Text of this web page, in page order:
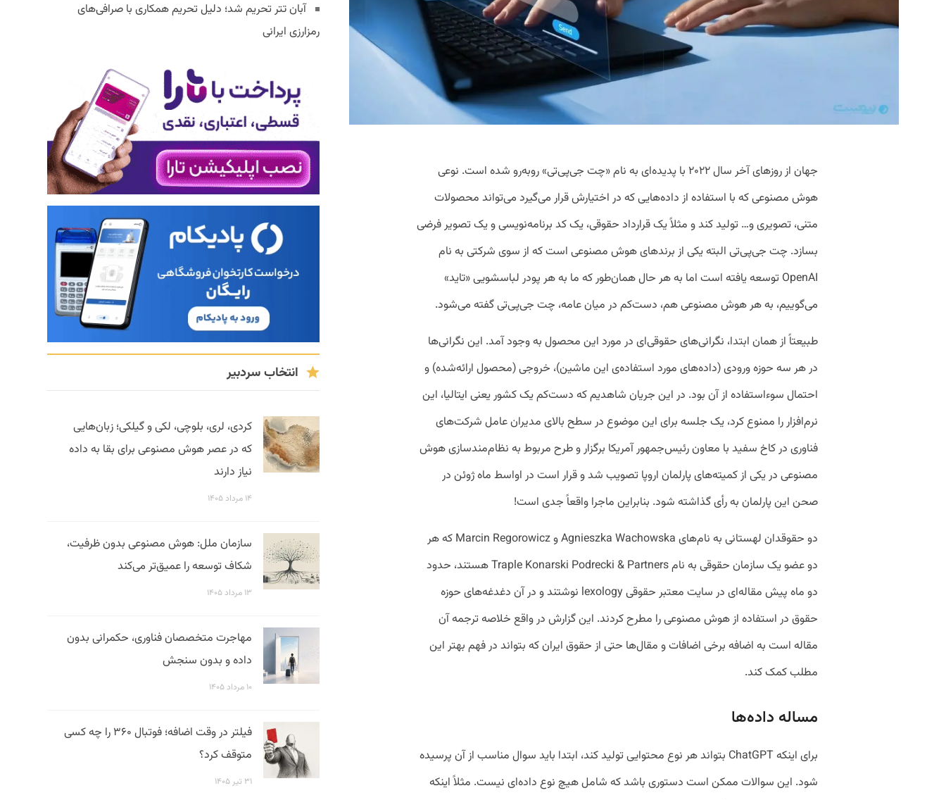
جهان از روزهای آخر سال ۲۰۲۲ با پدیده‌ای به نام «چت جی‌پی‌تی» روبه‌رو شده است. نوعی
هوش مصنوعی که با استفاده از داده‌هایی که در اختیارش قرار می‌گیرد می‌تواند محصولات
متنی، تصویری و… تولید کند و مثلاً یک قرارداد حقوقی، یک کد برنامه‌نویسی و یک تصویر فرضی
بسازد. چت جی‌پی‌تی البته یکی از برندهای هوش مصنوعی است که از سوی شرکتی به نام
OpenAI توسعه یافته است اما به هر حال همان‌طور که ما به هر پودر لباسشویی «تاید»
می‌گوییم، به هر هوش مصنوعی هم، دست‌کم در میان عامه، چت جی‌پی‌تی گفته می‌شود.
طبیعتاً از همان ابتدا، نگرانی‌های حقوقی‌ای در مورد این محصول به وجود آمد. این نگرانی‌ها
در هر سه حوزه ورودی (داده‌های مورد استفاده‌ی این ماشین)، خروجی (محصول ارائه‌شده) و
احتمال سوءاستفاده از آن بود. در این جریان شاهدیم که دست‌کم یک کشور یعنی ایتالیا، این
نرم‌افزار را ممنوع کرد، یک جلسه برای این موضوع در سطح بالای مدیران عامل شرکت‌های
فناوری در کاخ سفید با معاون رئیس‌جمهور آمریکا برگزار و طرح مربوط به نظام‌مندسازی هوش
مصنوعی در یکی از کمیته‌های پارلمان اروپا تصویب شد و قرار است در اواسط ماه ژوئن در
صحن این پارلمان به رأی گذاشته شود. بنابراین ماجرا واقعاً جدی است!
دو حقوقدان لهستانی به نام‌های Agnieszka Wachowska و Marcin Regorowicz که هر
دو عضو یک سازمان حقوقی به نام Traple Konarski Podrecki & Partners هستند، حدود
دو ماه پیش مقاله‌ای در سایت معتبر حقوقی lexology نوشتند و در آن دغدغه‌های حوزه
حقوق در استفاده از هوش مصنوعی را مطرح کردند. این گزارش در واقع خلاصه ترجمه آن
مقاله است به اضافه برخی اضافات و مقال‌ها حتی از حقوق ایران که بتواند در فهم بهتر این
مطلب کمک کند.
مساله داده‌ها
برای اینکه ChatGPT بتواند هر نوع محتوایی تولید کند، ابتدا باید سوال مناسب از آن پرسیده
شود. این سوالات ممکن است دستوری باشد که شامل هیچ نوع داده‌ای نیست. مثلاً اینکه
آبان تتر تحریم شد؛ دلیل تحریم همکاری با صرافی‌های
رمزارزی ایرانی
انتخاب سردبیر
کردی، لری، بلوچی، لکی و گیلکی؛ زبان‌هایی
که در عصر هوش مصنوعی برای بقا به داده
نیاز دارند
۱۴ مرداد ۱۴۰۵
سازمان ملل: هوش مصنوعی بدون ظرفیت،
شکاف توسعه را عمیق‌تر می‌کند
۱۳ مرداد ۱۴۰۵
مهاجرت متخصصان فناوری، حکمرانی بدون
داده و بدون سنجش
۱۰ مرداد ۱۴۰۵
فیلتر در وقت اضافه؛ فوتبال ۳۶۰ را چه کسی
متوقف کرد؟
۳۱ تیر ۱۴۰۵